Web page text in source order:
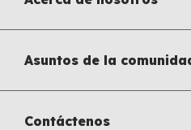
Asuntos de la
Contáctenos